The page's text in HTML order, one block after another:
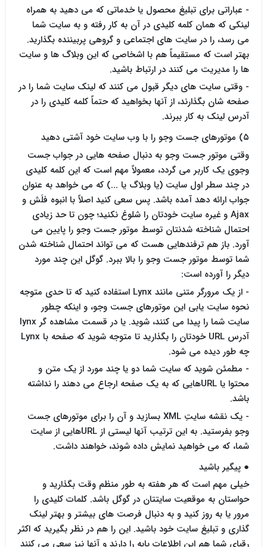
- عباراتی برای تبلیغ محصول یا خدماتی که می دهید به همراه
لینکی که همان کلمه کلیدی در آن به کار رفته و به سایت شما
می رسد، را در سایت های اجتماعی و گروهی پربیننده بگذارید.
بهتر است که مستقیماً هم با اشخاصی که این وبلاگ ها و سایت
ها را مدیریت می کنند در ارتباط باشید.
- وقتی سایت های دیگر قبول می کنند که لینک سایت شما را در
صفحه شان بگذارند، از آنها بخواهید که حتماً کلمه کلیدی را در
آدرس لینک به کار ببرند.
۵) موتورهای جست وجو را با وب سایت خود آشتی دهید
وقتی موتور جست وجو به دنبال صفحه هایی در جواب جست
وجوی یک کاربر می گردد، معمولاً مهم است که این کلمه کلیدی
در چند سطر اول سایت (یا وبلاگ یا ...) که می خواهد به عنوان
جواب ارائه دهد آمده باشد. پس سعی کنید اصلاً با انبوه فلَش و
Ajax و غیره سایت خودتان را شلوغ نکنید؛ چون تا حد زیادی
احتمال شناخته شدنتان توسط موتور جست وجو را پایین می
آورد. باز هم ترفندهایی هست که می تواند احتمال شناخته شدن
شما توسط موتور جست وجو را بالا ببرد. گوگل این چند مورد
دیگر را آورده است:
- از یک مرورگر متنی مانند Lynx استفاده کنید که تا حدی متوجه
نحوه سایت یابی این موتورهای جست وجو، و اینکه چطور
سایت شما را پیدا می کنند، شوید. یا در قسمت مشاهده گر lynx
آدرس URL خودتان را بگذارید تا متوجه شوید که صفحه با Lynx
چه طور دیده می شود.
- مطمئن شوید که سایت شما دو یا چند مورد از یک متن و
محتوا یا URLهایی که به یک صفحه ارجاع می دهند را نداشته
باشد.
- یک نقشه سایتِ XML بسازید و آن را برای موتورهای جست
وجو بفرستید. به این ترتیب آنها لیستی از URLهایی از سایت
شما، که می خواهید نمایش داده شوند، خواهند داشت.
● پیگیر باشید
خیلی مهم است که هر هفته به طور منظم وقت بگذارید و
حواستان به موقعیت سایتتان در گوگل باشد. کلمات کلیدی را
مرور یا به روز کنید و به دنبال فرصت های بیشتر و بهتر لینک
گذاری و تبلیغ سایت خود باشید. این را هم در نظر بگیرید که اکثر